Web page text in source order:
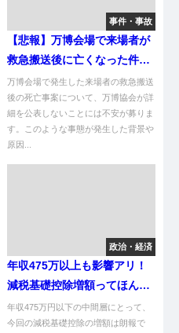
事件・事故
【悲報】万博会場で来場者が
救急搬送後に亡くなった件、
何があったんや！？
万博会場で発生した来場者の救急搬送
後の死亡事案について、万博協会が詳
細を公表しないことには不安が募りま
す。このような事態が発生した背景や
原因...
政治・経済
年収475万以上も影響アリ！
減税基礎控除増額ってほんま
かいな？
年収475万円以下の中間層にとって、
今回の減税基礎控除の増額は朗報で